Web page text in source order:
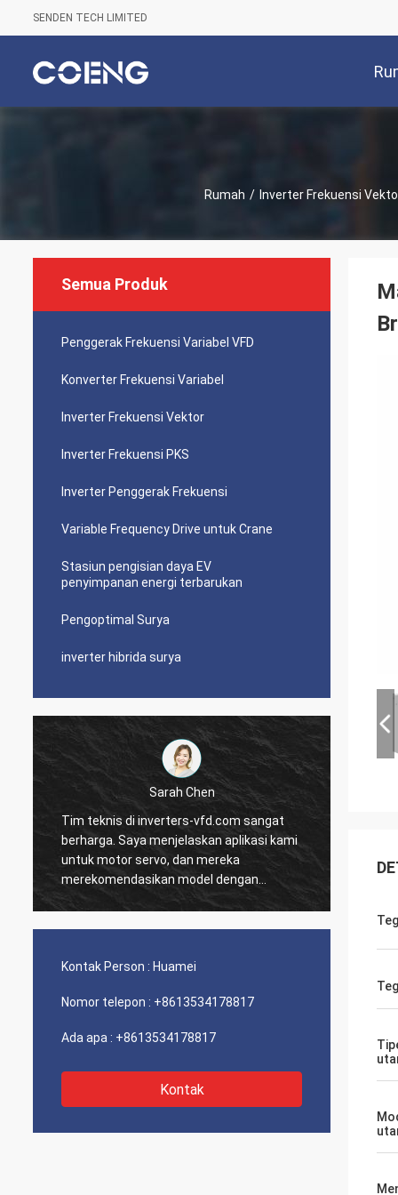
SENDEN TECH LIMITED
Rumah / Inverter Frekuensi
Semua Produk
Penggerak Frekuensi Variabel VFD
Konverter Frekuensi Variabel
Inverter Frekuensi Vektor
Inverter Frekuensi PKS
Inverter Penggerak Frekuensi
Variable Frequency Drive untuk Crane
Stasiun pengisian daya EV
penyimpanan energi terbarukan
Pengoptimal Surya
inverter hibrida surya
Sarah Chen
Tim teknis di inverters-vfd.com sangat
berharga. Saya menjelaskan aplikasi kami
untuk motor servo, dan mereka
merekomendasikan model dengan
respons dinamis yang unggul.
Kontak Person : Huamei
Nomor telepon : +8613534178817
Ada apa : +8613534178817
Kontak